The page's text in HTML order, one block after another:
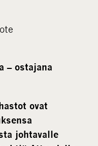
– ostajana
ovat
johtavalle